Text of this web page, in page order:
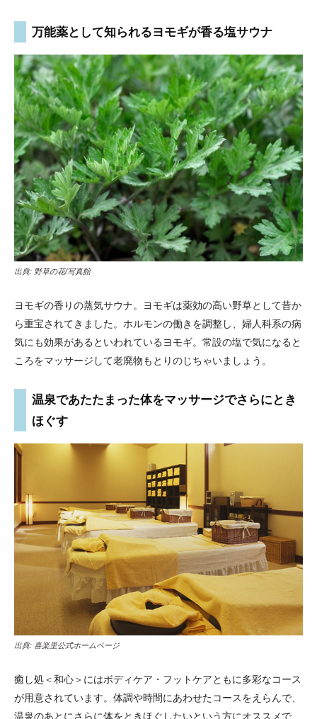
万能薬として知られるヨモギが香る塩サウナ
出典: 野草の花/写真館
ヨモギの香りの蒸気サウナ。ヨモギは薬効の高い野草として昔か
ら重宝されてきました。ホルモンの働きを調整し、婦人科系の病
気にも効果があるといわれているヨモギ。常設の塩で気になると
ころをマッサージして老廃物もとりのじちゃいましょう。
温泉であたたまった体をマッサージでさらにとき
ほぐす
出典: 喜楽里公式ホームページ
癒し処＜和心＞にはボディケア・フットケアともに多彩なコース
が用意されています。体調や時間にあわせたコースをえらんで、
温泉のあとにさらに体をときほぐしたいという方にオススメで